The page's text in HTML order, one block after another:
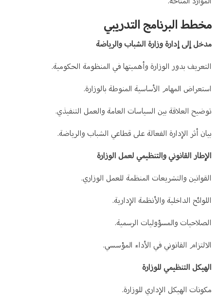
مخطط البرنامج التدريبي
مدخل إلى إدارة وزارة الشباب والرياضة
التعريف بدور الوزارة وأهميتها في المنظومة الحكومية.
استعراض المهام الأساسية المنوطة بالوزارة.
توضيح العلاقة بين السياسات العامة والعمل التنفيذي.
بيان أثر الإدارة الفعالة على قطاعي الشباب والرياضة.
الإطار القانوني والتنظيمي لعمل الوزارة
القوانين والتشريعات المنظمة للعمل الوزاري.
اللوائح الداخلية والأنظمة الإدارية.
الصلاحيات والمسؤوليات الرسمية.
الالتزام القانوني في الأداء المؤسسي.
الهيكل التنظيمي للوزارة
مكونات الهيكل الإداري للوزارة.